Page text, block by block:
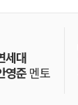
세대
영준 멘토